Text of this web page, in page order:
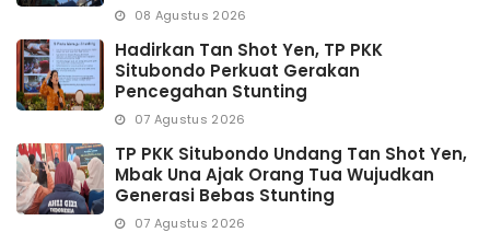
08 Agustus 2026
Hadirkan Tan Shot Yen, TP PKK
Situbondo Perkuat Gerakan
Pencegahan Stunting
07 Agustus 2026
TP PKK Situbondo Undang Tan Shot Yen,
Mbak Una Ajak Orang Tua Wujudkan
Generasi Bebas Stunting
07 Agustus 2026